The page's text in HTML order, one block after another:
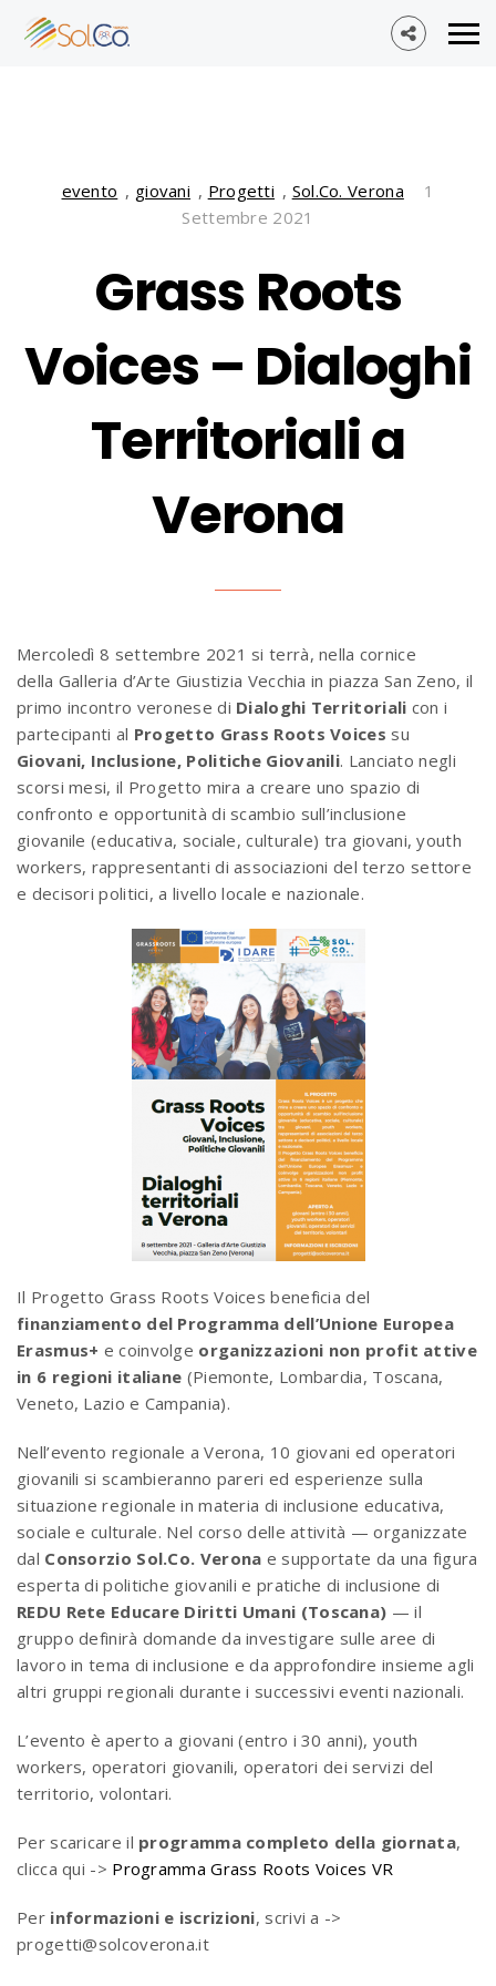
evento , giovani , Progetti , Sol.Co. Verona
1
Settembre 2021
Grass Roots
Voices – Dialoghi
Territoriali a
Verona
Mercoledì 8 settembre 2021 si terrà, nella cornice
della Galleria d’Arte Giustizia Vecchia in piazza San Zeno, il
primo incontro veronese di Dialoghi Territoriali con i
partecipanti al Progetto Grass Roots Voices su
Giovani, Inclusione, Politiche Giovanili. Lanciato negli
scorsi mesi, il Progetto mira a creare uno spazio di
confronto e opportunità di scambio sull’inclusione
giovanile (educativa, sociale, culturale) tra giovani, youth
workers, rappresentanti di associazioni del terzo settore
e decisori politici, a livello locale e nazionale.
Il Progetto Grass Roots Voices beneficia del
finanziamento del Programma dell’Unione Europea
Erasmus+ e coinvolge organizzazioni non profit attive
in 6 regioni italiane (Piemonte, Lombardia, Toscana,
Veneto, Lazio e Campania).
Nell’evento regionale a Verona, 10 giovani ed operatori
giovanili si scambieranno pareri ed esperienze sulla
situazione regionale in materia di inclusione educativa,
sociale e culturale. Nel corso delle attività — organizzate
dal Consorzio Sol.Co. Verona e supportate da una figura
esperta di politiche giovanili e pratiche di inclusione di
REDU Rete Educare Diritti Umani (Toscana) — il
gruppo definirà domande da investigare sulle aree di
lavoro in tema di inclusione e da approfondire insieme agli
altri gruppi regionali durante i successivi eventi nazionali.
L’evento è aperto a giovani (entro i 30 anni), youth
workers, operatori giovanili, operatori dei servizi del
territorio, volontari.
Per scaricare il programma completo della giornata,
clicca qui -> Programma Grass Roots Voices VR
Per informazioni e iscrizioni, scrivi a ->
progetti@solcoverona.it